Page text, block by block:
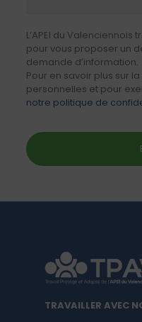
L’APEI du
pour vous proposer un
demande d’information.
Pour en savoir plus sur
personnelles et pour
notre politique de
TRAVAILLER AVEC